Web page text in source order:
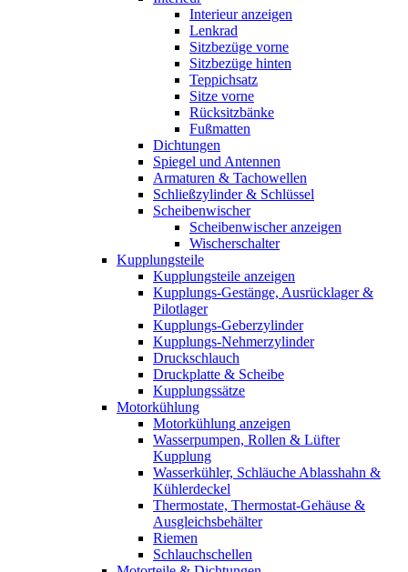
Interieur anzeigen
Lenkrad
Sitzbezüge vorne
Sitzbezüge hinten
Teppichsatz
Sitze vorne
Rücksitzbänke
Fußmatten
Dichtungen
Spiegel und Antennen
Armaturen & Tachowellen
Schließzylinder & Schlüssel
Scheibenwischer
Scheibenwischer anzeigen
Wischerschalter
Kupplungsteile
Kupplungsteile anzeigen
Kupplungs-Gestänge, Ausrücklager &
Pilotlager
Kupplungs-Geberzylinder
Kupplungs-Nehmerzylinder
Druckschlauch
Druckplatte & Scheibe
Kupplungssätze
Motorkühlung
Motorkühlung anzeigen
Wasserpumpen, Rollen & Lüfter
Kupplung
Wasserkühler, Schläuche Ablasshahn &
Kühlerdeckel
Thermostate, Thermostat-Gehäuse &
Ausgleichsbehälter
Riemen
Schlauchschellen